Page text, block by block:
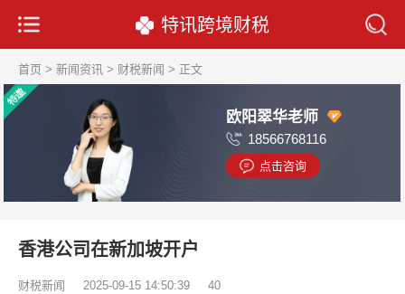
特讯跨境财税
首页 > 新闻资讯 > 财税新闻 > 正文
欧阳翠华老师
18566768116
点击咨询
香港公司在新加坡开户
财税新闻 2025-09-15 14:50:39 40